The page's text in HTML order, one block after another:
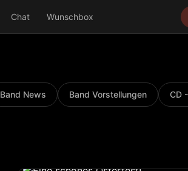
Chat Wunschbox
Band News Band Vorstellungen CD